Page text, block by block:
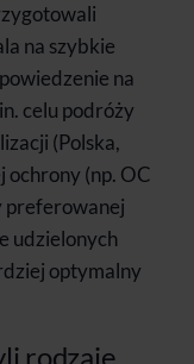
na szybkie
na
celu podróży
(Polska,
ochrony (np. OC
preferowanej
udzielonych
optymalny
rodzaje